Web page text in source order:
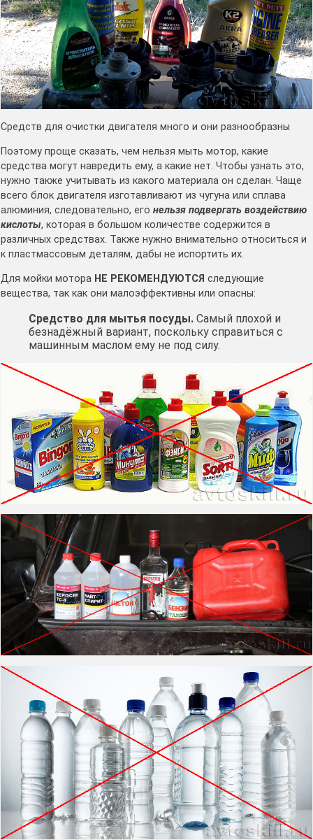
Средств для очистки двигателя много и они разнообразны
Поэтому проще сказать, чем нельзя мыть мотор, какие
средства могут навредить ему, а какие нет. Чтобы узнать это,
нужно также учитывать из какого материала он сделан. Чаще
всего блок двигателя изготавливают из чугуна или сплава
алюминия, следовательно, его нельзя подвергать воздействию
кислоты, которая в большом количестве содержится в
различных средствах. Также нужно внимательно относиться и
к пластмассовым деталям, дабы не испортить их.
Для мойки мотора НЕ РЕКОМЕНДУЮТСЯ следующие
вещества, так как они малоэффективны или опасны:
Средство для мытья посуды. Самый плохой и
безнадёжный вариант, поскольку справиться с
машинным маслом ему не под силу.